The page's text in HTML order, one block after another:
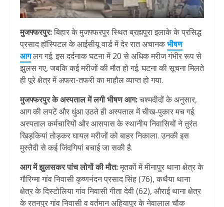
मुजफ्फरपुर:बिहार के मुजफ्फरपुर स्थित ब्रह्मपुरा इलाके के प्रसिद्ध
प्रसाद हॉस्पिटल के आईसीयू वार्ड में देर रात अचानकभीषण
आगलग गई. इस दर्दनाक घटना में 20 से अधिक मरीज गंभीर रूप से
झुलस गए, जबकि कई मरीजों की मौत हो गई. घटना की सूचना मिलते
ही पूरे क्षेत्र में अफरा-तफरी का माहौल व्याप्त हो गया.
मुजफ्फरपुर के अस्पताल में लगी भीषण आग:चश्मदीदों के अनुसार,
आग की लपटें और धुंआ उठते ही अस्पताल में चीख-पुकार मच गई.
अस्पताल कर्मचारियों और आसपास के स्थानीय निवासियों ने तुरंत
खिड़कियां तोड़कर घायल मरीजों को बाहर निकाला. उनकी इस
मुस्तैदी से कई जिंदगियां बचाई जा सकी है.
आग में झुलसकर पांच लोगों की मौत:मृतकों में मीनापुर थाना क्षेत्र के
गौरिग्मा गांव निवासी कृष्णनंदन प्रसाद सिंह (76), कथैया थाना
क्षेत्र के दिस्टोलिया गांव निवासी गीता देवी (62), औराई थाना क्षेत्र
के रतनपुर गांव निवासी व वर्तमान अहियापुर के नेवालाल चौक